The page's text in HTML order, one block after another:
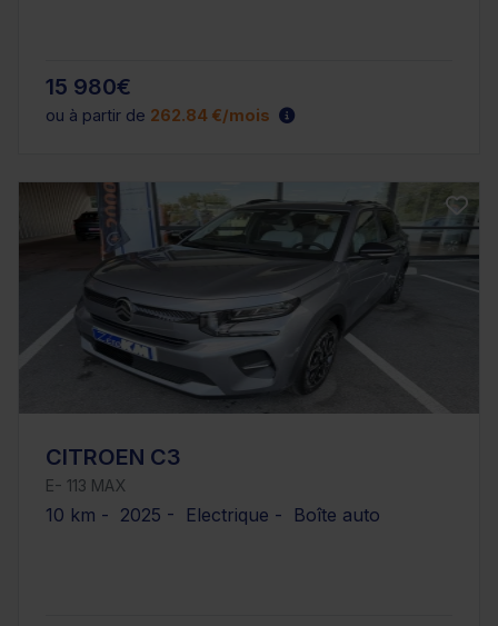
15 980€
ou à partir de 262.84 €/mois
CITROEN C3
E- 113 MAX
10 km - 2025 - Electrique - Boîte auto